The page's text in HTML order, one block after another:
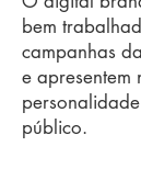
bem
campanhas
e apresentem
público.